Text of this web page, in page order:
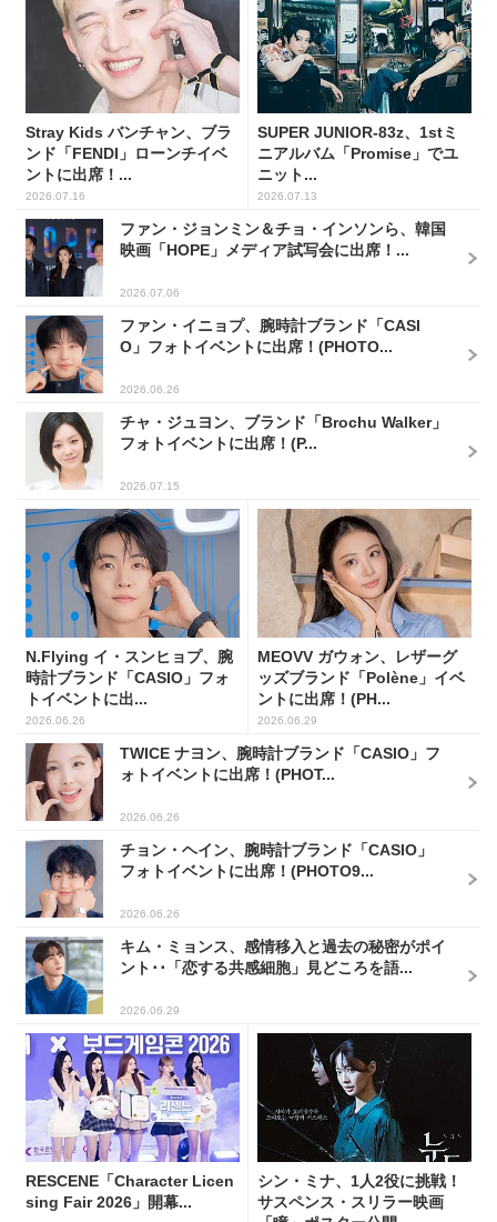
Stray Kids バンチャン、ブラ
ンド「FENDI」ローンチイベ
ントに出席！...
2026.07.16
SUPER JUNIOR-83z、1stミ
ニアルバム「Promise」でユ
ニット...
2026.07.13
ファン・ジョンミン＆チョ・インソンら、韓国
映画「HOPE」メディア試写会に出席！...
2026.07.06
ファン・イニョプ、腕時計ブランド「CASI
O」フォトイベントに出席！(PHOTO...
2026.06.26
チャ・ジュヨン、ブランド「Brochu Walker」
フォトイベントに出席！(P...
2026.07.15
N.Flying イ・スンヒョプ、腕
時計ブランド「CASIO」フォ
トイベントに出...
2026.06.26
MEOVV ガウォン、レザーグ
ッズブランド「Polène」イベ
ントに出席！(PH...
2026.06.29
TWICE ナヨン、腕時計ブランド「CASIO」フ
ォトイベントに出席！(PHOT...
2026.06.26
チョン・ヘイン、腕時計ブランド「CASIO」
フォトイベントに出席！(PHOTO9...
2026.06.26
キム・ミョンス、感情移入と過去の秘密がポイ
ント･･「恋する共感細胞」見どころを語...
2026.06.29
RESCENE「Character Licen
sing Fair 2026」開幕...
シン・ミナ、1人2役に挑戦！
サスペンス・スリラー映画